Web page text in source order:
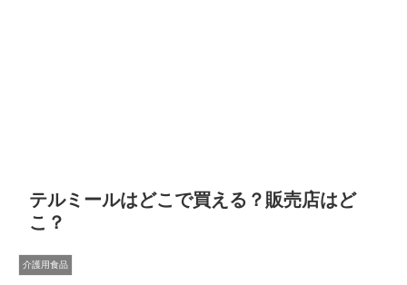
テルミールはどこで買える？販売店はど
こ？
介護用食品